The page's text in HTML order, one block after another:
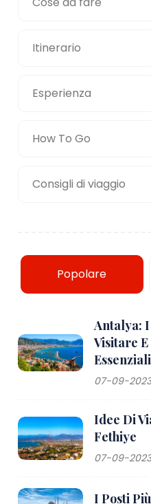
Itinerario
Esperienza
How To Go
Consigli di viaggio
Popolare
Antalya:
Visitare
Essenziali
07-09-2023
Idee Di
Fethiye
07-09-2023
I Posti